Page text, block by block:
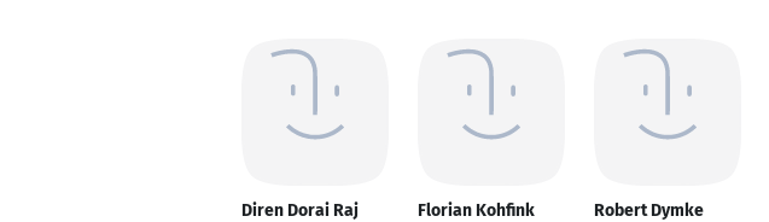
Diren Dorai Raj Florian Kohfink Robert Dymke